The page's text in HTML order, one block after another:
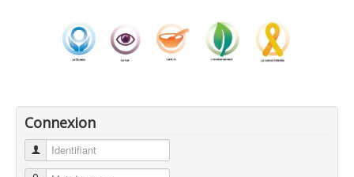
Connexion
Identifiant